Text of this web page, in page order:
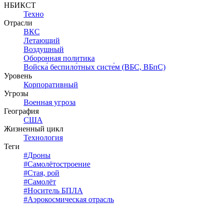
НБИКСТ
Техно
Отрасли
ВКС
Летающий
Воздушный
Оборонная политика
Войска́ беспило́тных систе́м (ВБС, ВБпС)
Уровень
Корпоративный
Угрозы
Военная угроза
География
США
Жизненный цикл
Технология
Теги
#Дроны
#Самолётостроение
#Стая, рой
#Самолёт
#Носитель БПЛА
#Аэрокосмическая отрасль